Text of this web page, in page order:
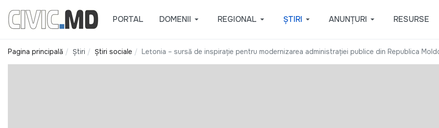
PORTAL DOMENII REGIONAL ȘTIRI ANUNȚURI RESURSE
Pagina principală Știri Știri sociale Letonia – sursă de inspirație pentru modernizarea administrației publice din Republica